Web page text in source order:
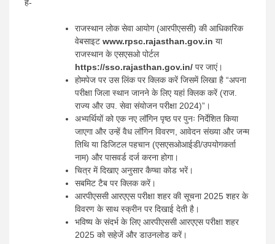
हैं-
राजस्थान लोक सेवा आयोग (आरपीएससी) की आधिकारिक
वेबसाइट www.rpsc.rajasthan.gov.in या
राजस्थान के एसएसओ पोर्टल
https://sso.rajasthan.gov.in/ पर जाएं।
होमपेज पर उस लिंक पर क्लिक करें जिसमें लिखा है “अपना
परीक्षा जिला स्थान जानने के लिए यहां क्लिक करें (राज.
राज्य और उप. सेवा संयोजन परीक्षा 2024)”।
अभ्यर्थियों को एक नए लॉगिन पृष्ठ पर पुनः निर्देशित किया
जाएगा और उन्हें वैध लॉगिन विवरण, आवेदन संख्या और जन्म
तिथि या डिजिटल पहचान (एसएसओआईडी/उपयोगकर्ता
नाम) और पासवर्ड दर्ज करना होगा।
चित्र में दिखाए अनुसार कैप्चा कोड भरें।
सबमिट टैब पर क्लिक करें।
आरपीएससी आरएएस परीक्षा शहर की सूचना 2025 शहर के
विवरण के साथ स्क्रीन पर दिखाई देती है।
भविष्य के संदर्भ के लिए आरपीएससी आरएएस परीक्षा शहर
2025 को सहेजें और डाउनलोड करें।